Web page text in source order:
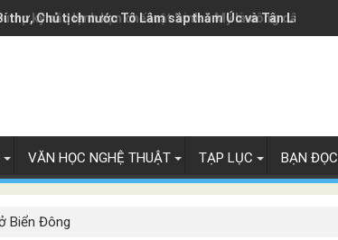
ký sắc lệnh hạn chế luật 'sinh ở Mỹ là công dân Mỹ'
thư, Chủ tịch nước Tô Lâm sắp thăm Úc và Tân Lây Lan
VĂN HỌC NGHỆ THUẬT TẠP LỤC BẠN ĐỌC
Biển Đông